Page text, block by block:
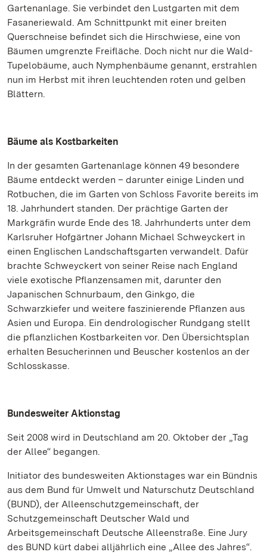
Gartenanlage. Sie verbindet den Lustgarten mit dem
Fasaneriewald. Am Schnittpunkt mit einer breiten
Querschneise befindet sich die Hirschwiese, eine von
Bäumen umgrenzte Freifläche. Doch nicht nur die Wald-
Tupelobäume, auch Nymphenbäume genannt, erstrahlen
nun im Herbst mit ihren leuchtenden roten und gelben
Blättern.
Bäume als Kostbarkeiten
In der gesamten Gartenanlage können 49 besondere
Bäume entdeckt werden – darunter einige Linden und
Rotbuchen, die im Garten von Schloss Favorite bereits im
18. Jahrhundert standen. Der prächtige Garten der
Markgräfin wurde Ende des 18. Jahrhunderts unter dem
Karlsruher Hofgärtner Johann Michael Schweyckert in
einen Englischen Landschaftsgarten verwandelt. Dafür
brachte Schweyckert von seiner Reise nach England
viele exotische Pflanzensamen mit, darunter den
Japanischen Schnurbaum, den Ginkgo, die
Schwarzkiefer und weitere faszinierende Pflanzen aus
Asien und Europa. Ein dendrologischer Rundgang stellt
die pflanzlichen Kostbarkeiten vor. Den Übersichtsplan
erhalten Besucherinnen und Beuscher kostenlos an der
Schlosskasse.
Bundesweiter Aktionstag
Seit 2008 wird in Deutschland am 20. Oktober der „Tag
der Allee“ begangen.
Initiator des bundesweiten Aktionstages war ein Bündnis
aus dem Bund für Umwelt und Naturschutz Deutschland
(BUND), der Alleenschutzgemeinschaft, der
Schutzgemeinschaft Deutscher Wald und
Arbeitsgemeinschaft Deutsche Alleenstraße. Eine Jury
des BUND kürt dabei alljährlich eine „Allee des Jahres“.